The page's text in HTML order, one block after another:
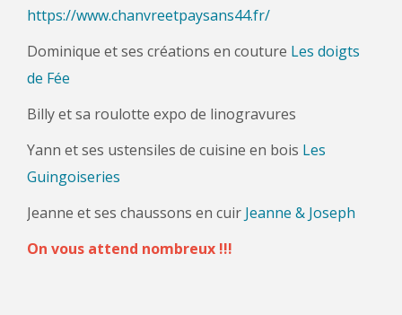
https://www.chanvreetpaysans44.fr/
Dominique et ses créations en couture Les doigts
de Fée
Billy et sa roulotte expo de linogravures
Yann et ses ustensiles de cuisine en bois Les
Guingoiseries
Jeanne et ses chaussons en cuir Jeanne & Joseph
On vous attend nombreux !!!